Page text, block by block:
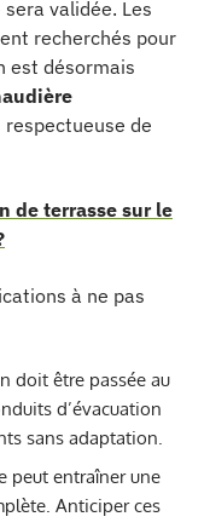
validée. Les
recherchés pour
est désormais
de
de terrasse sur le
à ne pas
doit être passée au
d’évacuation
sans adaptation.
peut entraîner une
Anticiper ces